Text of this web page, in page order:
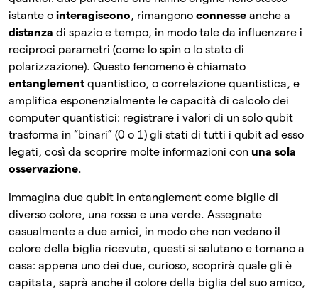
istante o interagiscono, rimangono connesse anche a
distanza di spazio e tempo, in modo tale da influenzare i
reciproci parametri (come lo spin o lo stato di
polarizzazione). Questo fenomeno è chiamato
entanglement quantistico, o correlazione quantistica, e
amplifica esponenzialmente le capacità di calcolo dei
computer quantistici: registrare i valori di un solo qubit
trasforma in “binari” (0 o 1) gli stati di tutti i qubit ad esso
legati, così da scoprire molte informazioni con una sola
osservazione.
Immagina due qubit in entanglement come biglie di
diverso colore, una rossa e una verde. Assegnate
casualmente a due amici, in modo che non vedano il
colore della biglia ricevuta, questi si salutano e tornano a
casa: appena uno dei due, curioso, scoprirà quale gli è
capitata, saprà anche il colore della biglia del suo amico,